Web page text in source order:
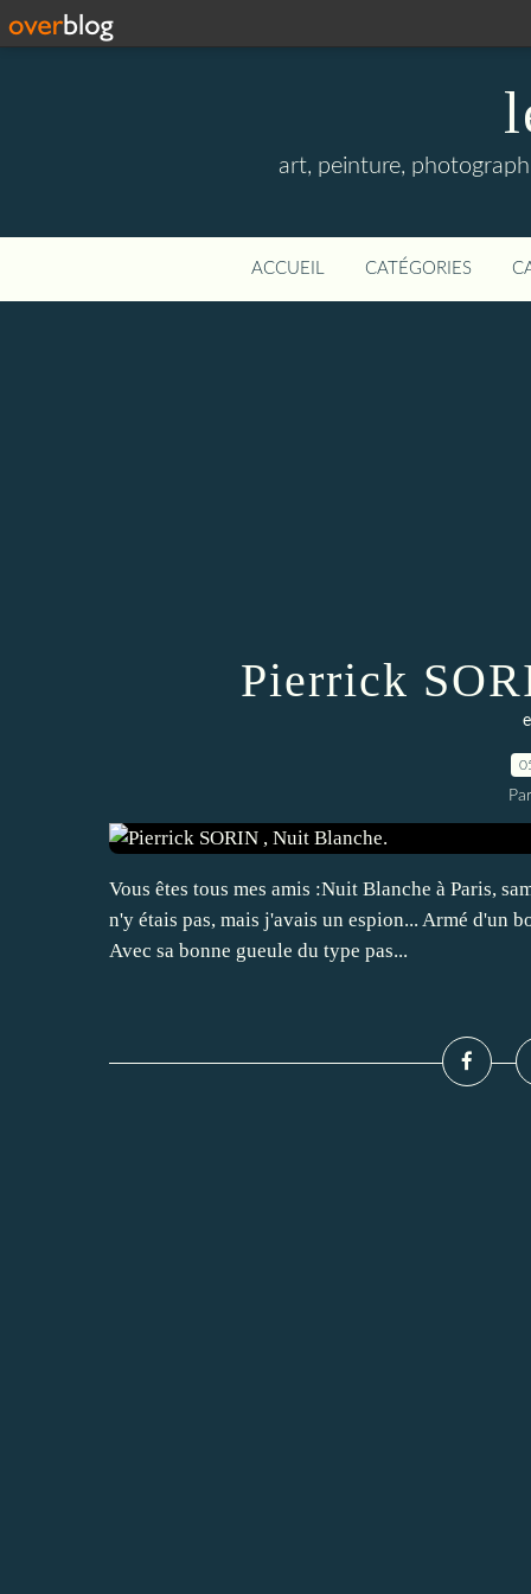
art, peinture,
ACCUEIL CATÉGORIES
Pierrick
Vous êtes tous mes amis :Nuit Blanche à Paris,
n'y étais pas, mais j'avais un espion... Armé d'un
Avec sa bonne gueule du type pas...